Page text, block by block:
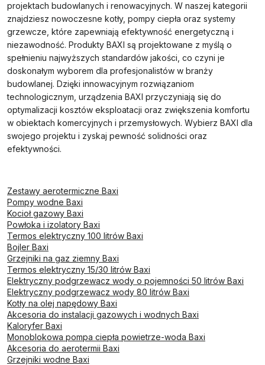
projektach budowlanych i renowacyjnych. W naszej kategorii
znajdziesz nowoczesne kotły, pompy ciepła oraz systemy
grzewcze, które zapewniają efektywność energetyczną i
niezawodność. Produkty BAXI są projektowane z myślą o
spełnieniu najwyższych standardów jakości, co czyni je
doskonałym wyborem dla profesjonalistów w branży
budowlanej. Dzięki innowacyjnym rozwiązaniom
technologicznym, urządzenia BAXI przyczyniają się do
optymalizacji kosztów eksploatacji oraz zwiększenia komfortu
w obiektach komercyjnych i przemysłowych. Wybierz BAXI dla
swojego projektu i zyskaj pewność solidności oraz
efektywności.
Zestawy aerotermiczne Baxi
Pompy wodne Baxi
Kocioł gazowy Baxi
Powłoka i izolatory Baxi
Termos elektryczny 100 litrów Baxi
Bojler Baxi
Grzejniki na gaz ziemny Baxi
Termos elektryczny 15/30 litrów Baxi
Elektryczny podgrzewacz wody o pojemności 50 litrów Baxi
Elektryczny podgrzewacz wody 80 litrów Baxi
Kotły na olej napędowy Baxi
Akcesoria do instalacji gazowych i wodnych Baxi
Kaloryfer Baxi
Monoblokowa pompa ciepła powietrze-woda Baxi
Akcesoria do aerotermii Baxi
Grzejniki wodne Baxi